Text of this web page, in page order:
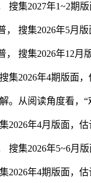
2027年1~2期版
集2026年5月版
集2026年12月版
2026年4期版面，
从阅读角度看，“
年4月版面，估
2026年5~6月版
年4期版面，估